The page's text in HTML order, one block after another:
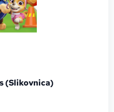
(Slikovnica)